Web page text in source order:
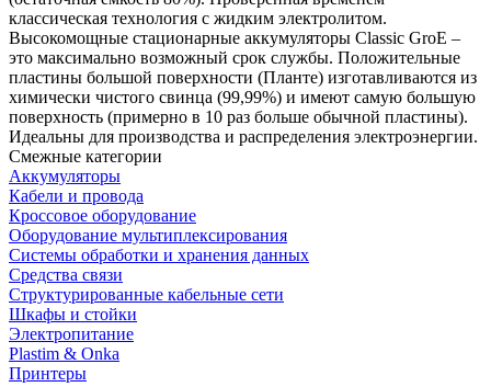
классическая технология с жидким электролитом.
Высокомощные стационарные аккумуляторы Classic GroE –
это максимально возможный срок службы. Положительные
пластины большой поверхности (Планте) изготавливаются из
химически чистого свинца (99,99%) и имеют самую большую
поверхность (примерно в 10 раз больше обычной пластины).
Идеальны для производства и распределения электроэнергии.
Смежные категории
Аккумуляторы
Кабели и провода
Кроссовое оборудование
Оборудование мультиплексирования
Системы обработки и хранения данных
Средства связи
Структурированные кабельные сети
Шкафы и стойки
Электропитание
Plastim & Onka
Принтеры